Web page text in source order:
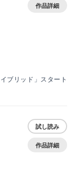
作品詳細
ブリッド」スタート
試し読み
作品詳細